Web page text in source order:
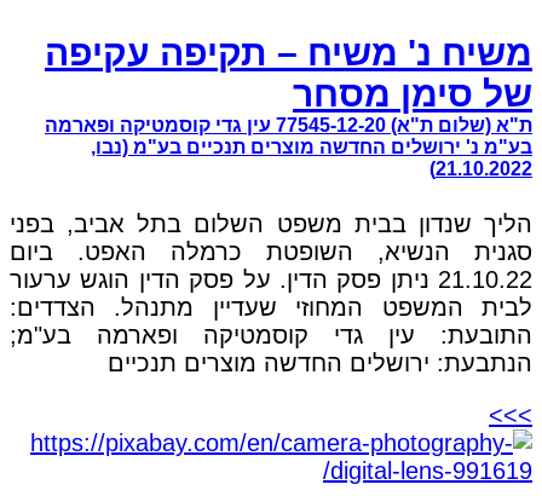
משיח נ' משיח – תקיפה עקיפה
של סימן מסחר
ת"א (שלום ת"א) 77545-12-20 עין גדי קוסמטיקה ופארמה
בע"מ נ' ירושלים החדשה מוצרים תנכיים בע"מ (נבו,
21.10.2022)
הליך שנדון בבית משפט השלום בתל אביב, בפני
סגנית הנשיא, השופטת כרמלה האפט. ביום
21.10.22 ניתן פסק הדין. על פסק הדין הוגש ערעור
לבית המשפט המחוזי שעדיין מתנהל. הצדדים:
התובעת: עין גדי קוסמטיקה ופארמה בע"מ;
הנתבעת: ירושלים החדשה מוצרים תנכיים
>>>